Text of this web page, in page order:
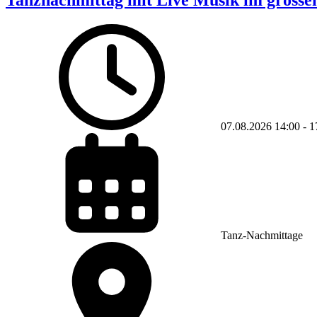
07.08.2026 14:00 -
Tanz-Nachmittage